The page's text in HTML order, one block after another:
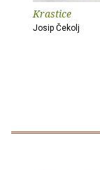
Krastice
Josip Čekolj